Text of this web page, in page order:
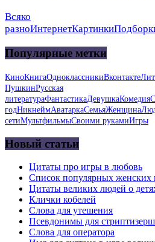
Всяко
разноИнтернетКартинки
Популярные метки
КиноКнигаОдноклассникиВконтакте
ПушкинРусская
литератураФантастикаДевушкаКомедия
годНикнеймАватаркаСемьяЖенщина
сетиМультфильмыСвоими рукамиИгры
Новый статьи
Цитаты про игры в любовь
Список популярных женских
Цитаты великих людей о
Клички кобелей
Слова для утешения
Псевдонимы для стриптизерш
Слова для оператора